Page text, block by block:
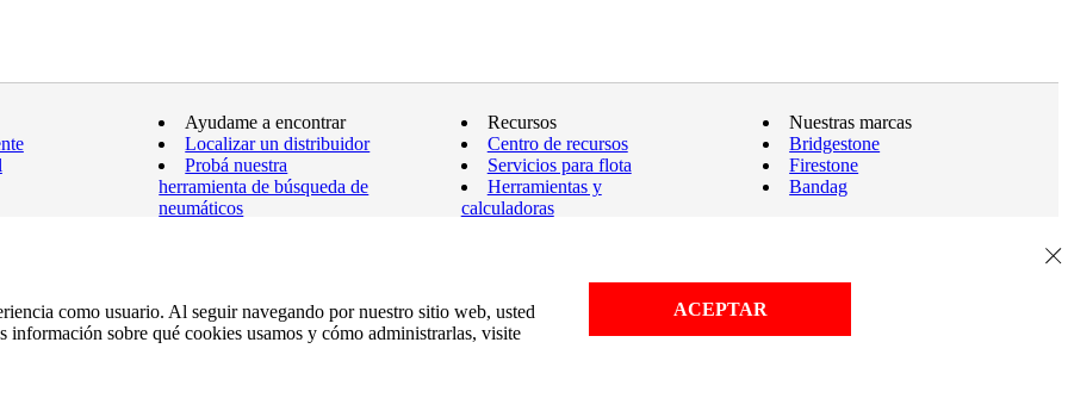
Ayudame a encontrar
Localizar un distribuidor
Probá nuestra
herramienta de búsqueda de
neumáticos
Recursos
Centro de recursos
Servicios para flota
Herramientas y
calculadoras
Nuestras marcas
Bridgestone
Firestone
Bandag
como usuario. Al seguir navegando por nuestro sitio web, usted
información sobre qué cookies usamos y cómo administrarlas, visite
ACEPTAR